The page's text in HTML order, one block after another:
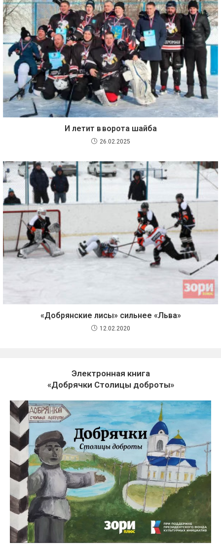
И летит в ворота шайба
26.02.2025
«Добрянские лисы» сильнее «Льва»
12.02.2020
Электронная книга
«Добрячки Столицы доброты»